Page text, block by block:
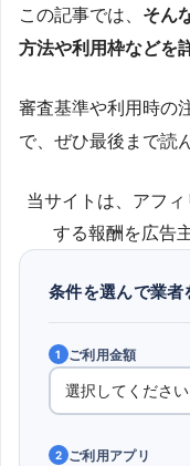
この記事では、 そん
方法や利用枠などを
審査基準や利用時の
で、ぜひ最後まで読
当サイトは、アフ
する報酬を広告
条件を選んで業者
1 ご利用金額
2 ご利用アプリ